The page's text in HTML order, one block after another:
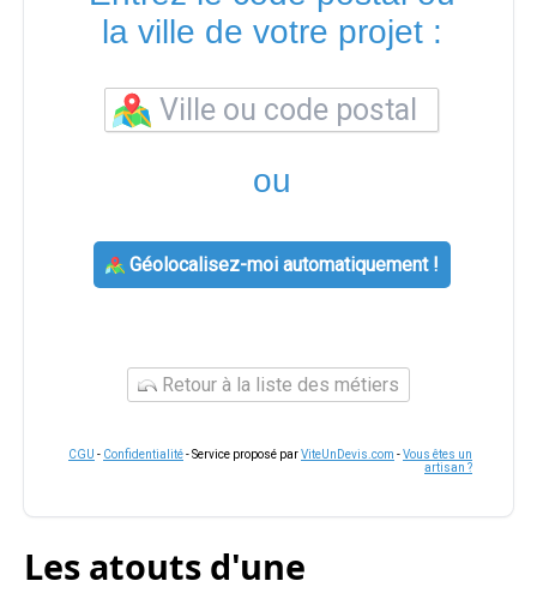
la ville de votre projet :
ou
Géolocalisez-moi automatiquement !
Retour à la liste des métiers
CGU - Confidentialité- Service proposé parViteUnDevis.com -Vous êtes un
artisan ?
Les atouts d'une